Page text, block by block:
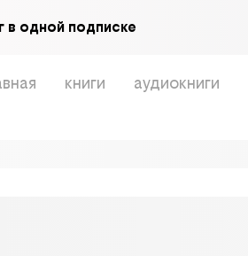
в одной подписке
книги аудиокниги